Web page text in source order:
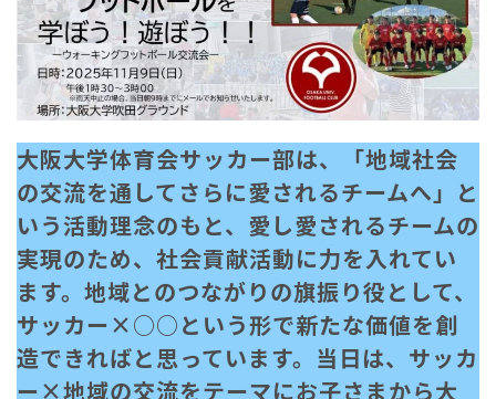
大阪大学体育会サッカー部は、「地域社会
の交流を通してさらに愛されるチームへ」と
いう活動理念のもと、愛し愛されるチームの
実現のため、社会貢献活動に力を入れてい
ます。地域とのつながりの旗振り役として、
サッカー×○○という形で新たな価値を創
造できればと思っています。当日は、サッカ
ー×地域の交流をテーマにお子さまから大